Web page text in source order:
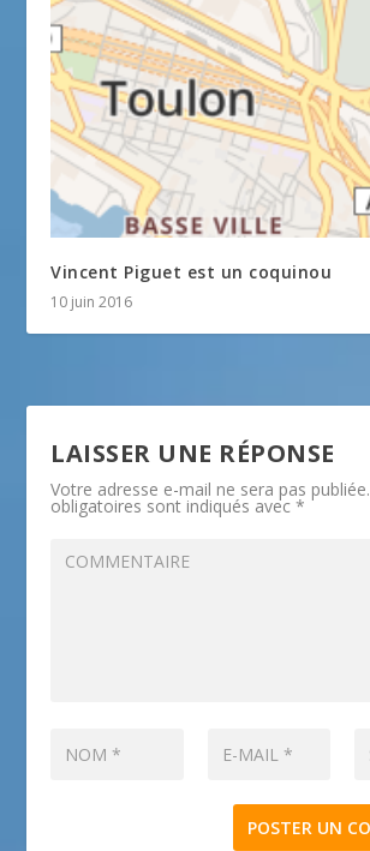
Vincent Piguet est un coquinou
10 juin 2016
LAISSER UNE RÉPONSE
Votre adresse e-mail ne sera pas publiée.
obligatoires sont indiqués avec*